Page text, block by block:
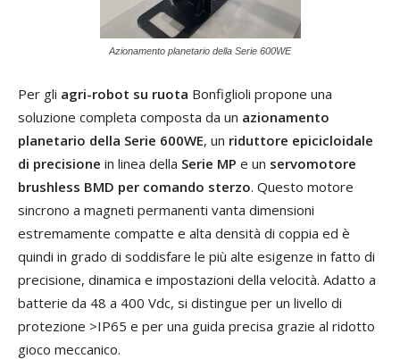
Azionamento planetario della Serie 600WE
Per gli agri-robot su ruota Bonfiglioli propone una
soluzione completa composta da un azionamento
planetario della Serie 600WE, un riduttore epicicloidale
di precisione in linea della Serie MP e un servomotore
brushless BMD per comando sterzo. Questo motore
sincrono a magneti permanenti vanta dimensioni
estremamente compatte e alta densità di coppia ed è
quindi in grado di soddisfare le più alte esigenze in fatto di
precisione, dinamica e impostazioni della velocità. Adatto a
batterie da 48 a 400 Vdc, si distingue per un livello di
protezione >IP65 e per una guida precisa grazie al ridotto
gioco meccanico.